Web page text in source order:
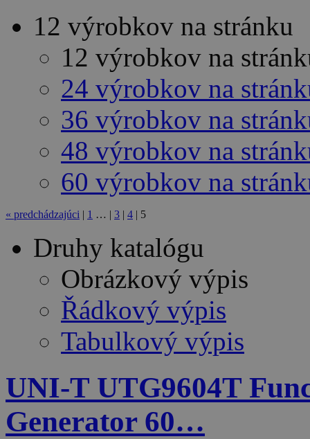
12 výrobkov na stránku
12 výrobkov na
24 výrobkov na
36 výrobkov na
48 výrobkov na
60 výrobkov na
« predchádzajúci 1 … 3 4 5
Druhy katalógu
Obrázkový výpis
Řádkový výpis
Tabulkový výpis
UNI-T UTG9604T
Generator 60…